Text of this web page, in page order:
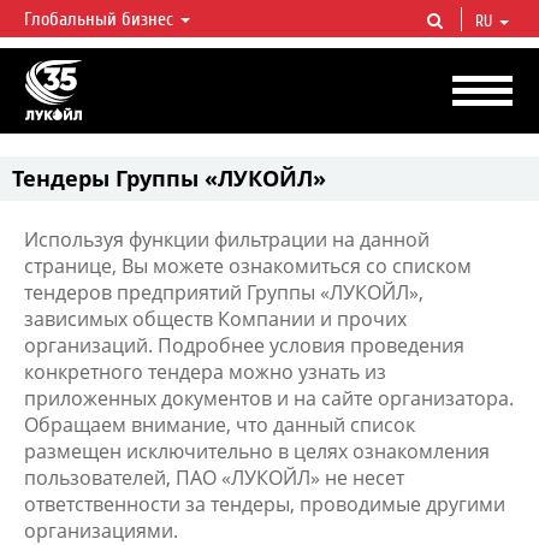
ЛУКОЙЛ СЕГОДНЯ
ЛУКОЙЛ — одна из крупнейших вертикально интегрированных
нефтегазовых компаний в мире, на долю которой приходится более 2%
мировой добычи нефти и около 1% доказанных запасов углеводородов.
Глобальный бизнес RU
Тендеры Группы «ЛУКОЙЛ»
Используя функции фильтрации на данной
странице, Вы можете ознакомиться со списком
тендеров предприятий Группы «ЛУКОЙЛ»,
зависимых обществ Компании и прочих
организаций. Подробнее условия проведения
конкретного тендера можно узнать из
приложенных документов и на сайте организатора.
Обращаем внимание, что данный список
размещен исключительно в целях ознакомления
пользователей, ПАО «ЛУКОЙЛ» не несет
ответственности за тендеры, проводимые другими
организациями.